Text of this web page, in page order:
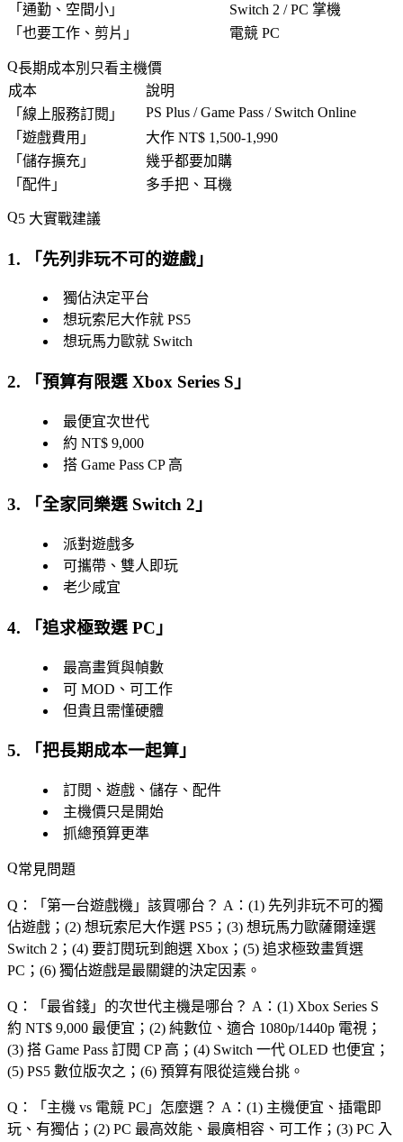
「 通勤、空間小 」
Switch 2 / PC 掌機
「 也要工作、剪片 」 電競 PC
長期成本別只看主機價
成本
說明
「 線上服務訂閱 」
PS Plus / Game Pass / Switch Online
「 遊戲費用 」
大作 NT$ 1,500-1,990
「 儲存擴充 」
幾乎都要加購
「 配件 」 多手把、耳機
5 大實戰建議
1. 「先列非玩不可的遊戲 」
獨佔決定平台
想玩索尼大作就 PS5
想玩馬力歐就 Switch
2. 「預算有限選 Xbox Series S 」
最便宜次世代
約 NT$ 9,000
搭 Game Pass CP 高
3. 「全家同樂選 Switch 2 」
派對遊戲多
可攜帶、雙人即玩
老少咸宜
4. 「追求極致選 PC 」
最高畫質與幀數
可 MOD、可工作
但貴且需懂硬體
5. 「把長期成本一起算 」
訂閱、遊戲、儲存、配件
主機價只是開始
抓總預算更準
常見問題
Q：「 第一台遊戲機 」該買哪台？ A：(1) 先列非玩不可的獨
佔遊戲；(2) 想玩索尼大作選 PS5；(3) 想玩馬力歐薩爾達選
Switch 2；(4) 要訂閱玩到飽選 Xbox；(5) 追求極致畫質選
PC；(6) 獨佔遊戲是最關鍵的決定因素。
Q：「 最省錢 」的次世代主機是哪台？ A：(1) Xbox Series S
約 NT$ 9,000 最便宜；(2) 純數位、適合 1080p/1440p 電視；
(3) 搭 Game Pass 訂閱 CP 高；(4) Switch 一代 OLED 也便宜；
(5) PS5 數位版次之；(6) 預算有限從這幾台挑。
Q：「 主機 vs 電競 PC 」怎麼選？ A：(1) 主機便宜、插電即
玩、有獨佔；(2) PC 最高效能、最廣相容、可工作；(3) PC 入